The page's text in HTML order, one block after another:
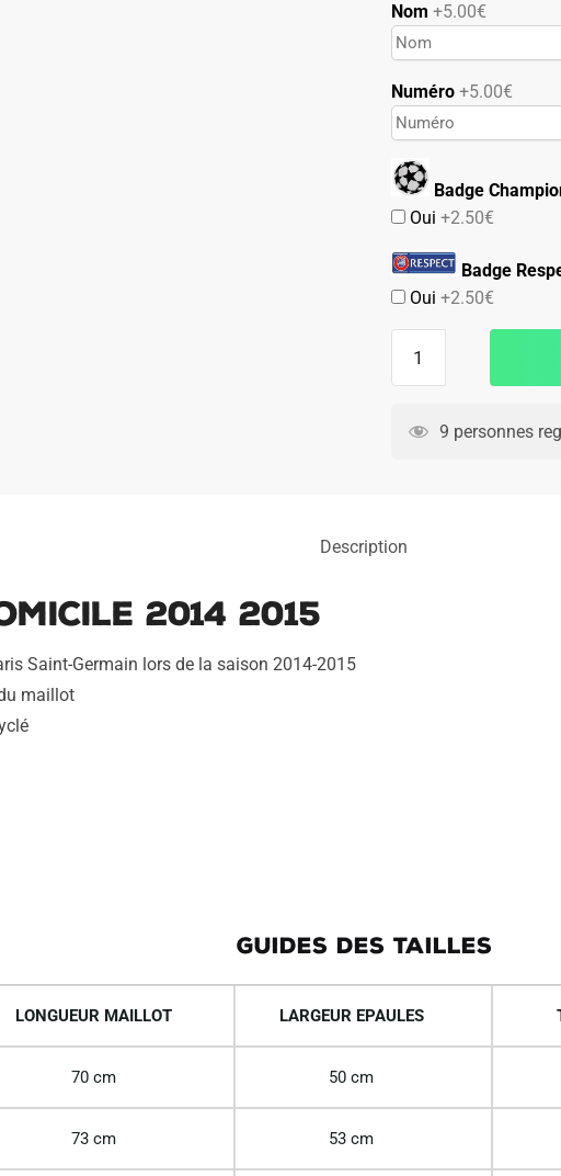
Nom +5.00€
Numéro+5.00€
Badge
Oui+2.50€
Badge
Oui+2.50€
PSG
9 personnes
Description
2014 2015
Saint-Germain lors de la saison 2014-2015
maillot
GUIDES DES TAILLES
LONGUEUR MAILLOT LARGEUR EPAULES
70 cm 50 cm
73 cm 53 cm